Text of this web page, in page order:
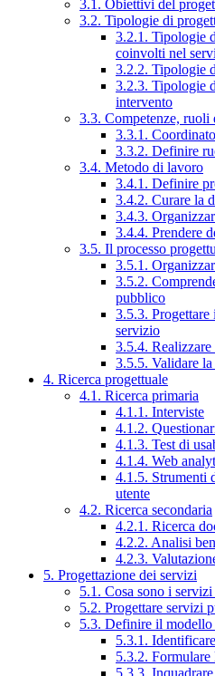
3.1. Obiettivi del
3.2. Tipologie di
3.2.1. Tipologie
coinvolti nel
3.2.2. Tipologie
3.2.3. Tipologie
intervento
3.3. Competenze,
3.3.1.
3.3.2. Definire
3.4. Metodo di lavoro
3.4.1. Definire
3.4.2. Curare la
3.4.3.
3.4.4. Prendere
3.5. Il processo
3.5.1.
3.5.2.
pubblico
3.5.3. Progettare
servizio
3.5.4.
3.5.5. Validare
4. Ricerca progettuale
4.1. Ricerca primaria
4.1.1. Interviste
4.1.2.
4.1.3. Test di
4.1.4. Web
4.1.5. Strumenti
utente
4.2. Ricerca secondaria
4.2.1. Ricerca
4.2.2. Analisi
4.2.3.
5. Progettazione dei servizi
5.1. Cosa sono i
5.2. Progettare servizi
5.3. Definire il
5.3.1.
5.3.2.
5.3.3.